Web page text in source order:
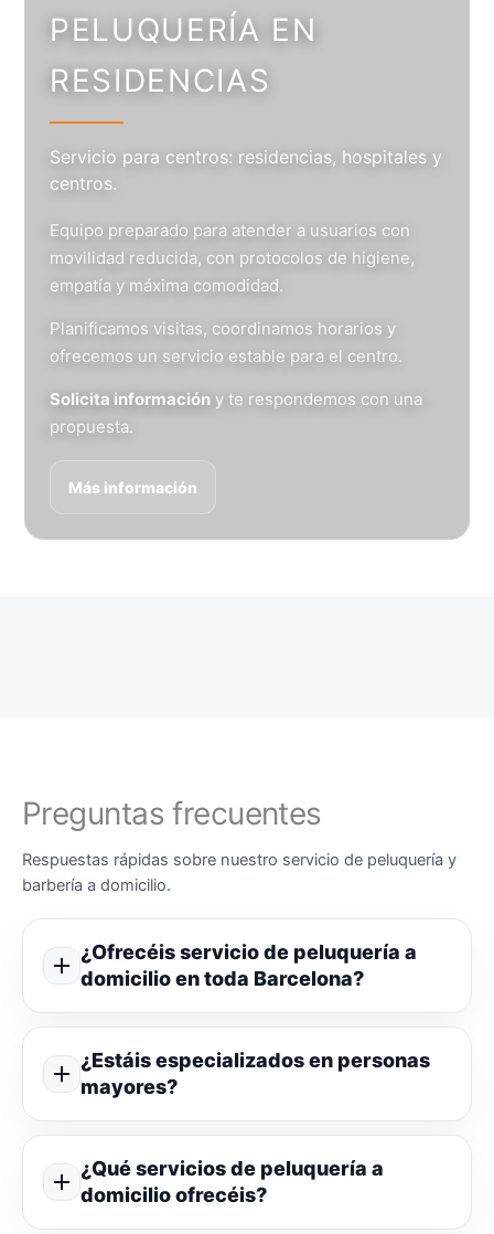
PELUQUERÍA EN
RESIDENCIAS
Servicio para centros: residencias, hospitales y
centros.
Equipo preparado para atender a usuarios con
movilidad reducida, con protocolos de higiene,
empatía y máxima comodidad.
Planificamos visitas, coordinamos horarios y
ofrecemos un servicio estable para el centro.
Solicita información y te respondemos con una
propuesta.
Más información
Preguntas frecuentes
Respuestas rápidas sobre nuestro servicio de peluquería y
barbería a domicilio.
¿Ofrecéis servicio de peluquería a
domicilio en toda Barcelona?
¿Estáis especializados en personas
mayores?
¿Qué servicios de peluquería a
domicilio ofrecéis?